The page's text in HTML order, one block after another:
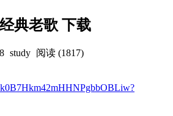
典老歌 下载
study 阅读 (1817)